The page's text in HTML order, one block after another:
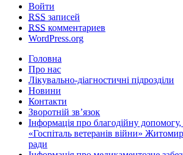
Войти
RSS записей
RSS комментариев
WordPress.org
Головна
Про нас
Лікувально-діагностичні підрозділи
Новини
Контакти
Зворотній зв’язок
Інформація про благодійну
«Госпіталь ветеранів війни»
ради